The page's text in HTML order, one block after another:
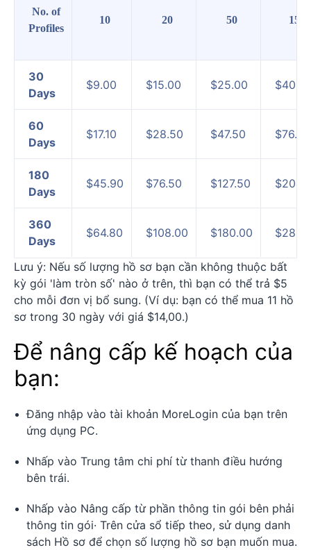
No. of
Profiles
10 20 50 150
30
Days
$9.00 $15.00 $25.00
60
Days
$17.10 $28.50 $47.50 $76.00
180
Days
$45.90 $76.50 $127.50
360
Days
$64.80 $108.00 $180.00
Lưu ý: Nếu số lượng hồ sơ bạn cần không thuộc bất
kỳ gói 'làm tròn số' nào ở trên, thì bạn có thể trả $5
cho mỗi đơn vị bổ sung. (Ví dụ: bạn có thể mua 11 hồ
sơ trong 30 ngày với giá $14,00.)
Để nâng cấp kế hoạch của
bạn:
Đăng nhập vào tài khoản MoreLogin của bạn trên
ứng dụng PC.
Nhấp vào Trung tâm chi phí từ thanh điều hướng
bên trái.
Nhấp vào Nâng cấp từ phần thông tin gói bên phải
thông tin gói· Trên cửa sổ tiếp theo, sử dụng danh
sách Hồ sơ để chọn số lượng hồ sơ bạn muốn mua.